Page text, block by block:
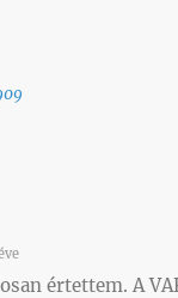
értettem. A